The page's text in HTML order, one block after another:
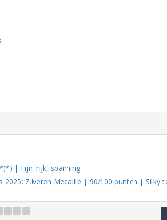
| Fijn, rijk, spanning
2025: Zilveren Medaille | 90/100 punten | Silky